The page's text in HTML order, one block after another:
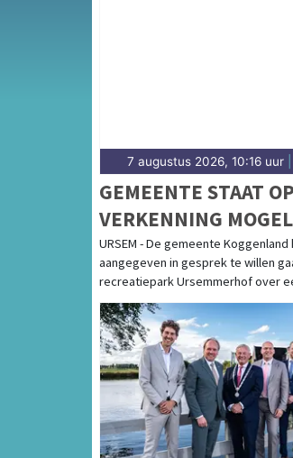
over natuur en recreatie
7 augustus 2026, 10:16 uur
GEMEENTE STAAT
VERKENNING
URSEMMERHOF
URSEM - De gemeente
aangegeven in gesprek te willen
recreatiepark Ursemmerhof over